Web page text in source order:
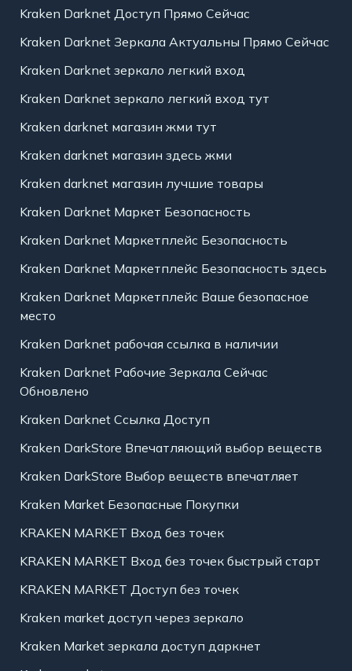
Kraken Darknet Доступ Прямо Сейчас
Kraken Darknet Зеркала Актуальны Прямо Сейчас
Kraken Darknet зеркало легкий вход
Kraken Darknet зеркало легкий вход тут
Kraken darknet магазин жми тут
Kraken darknet магазин здесь жми
Kraken darknet магазин лучшие товары
Kraken Darknet Маркет Безопасность
Kraken Darknet Маркетплейс Безопасность
Kraken Darknet Маркетплейс Безопасность здесь
Kraken Darknet Маркетплейс Ваше безопасное
место
Kraken Darknet рабочая ссылка в наличии
Kraken Darknet Рабочие Зеркала Сейчас
Обновлено
Kraken Darknet Ссылка Доступ
Kraken DarkStore Впечатляющий выбор веществ
Kraken DarkStore Выбор веществ впечатляет
Kraken Market Безопасные Покупки
KRAKEN MARKET Вход без точек
KRAKEN MARKET Вход без точек быстрый старт
KRAKEN MARKET Доступ без точек
Kraken market доступ через зеркало
Kraken Market зеркала доступ даркнет